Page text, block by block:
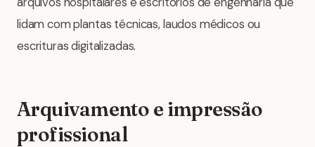
lidam com plantas técnicas, laudos médicos ou
escrituras digitalizadas.
Arquivamento e impressão
profissional